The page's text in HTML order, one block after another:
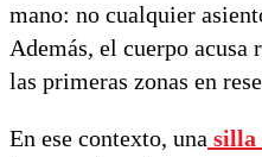
mano: no cualquier
Además, el cuerpo
las primeras zonas en
En ese contexto, una silla